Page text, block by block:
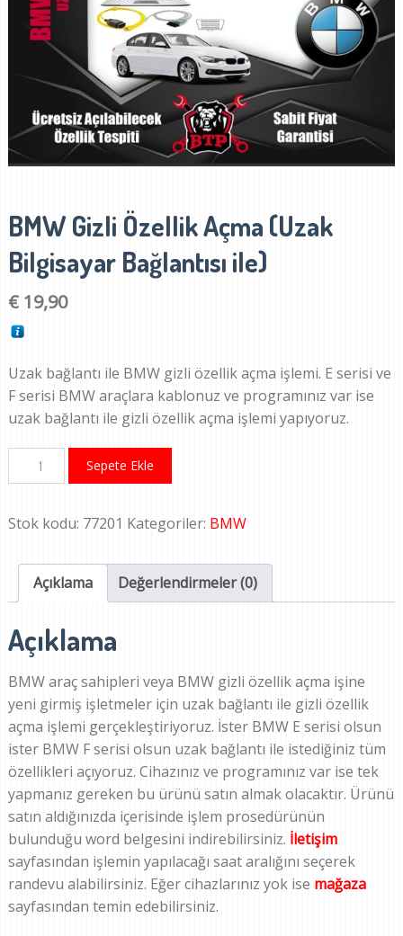
BMW Gizli Özellik Açma (Uzak
Bilgisayar Bağlantısı ile)
€19,90
Uzak bağlantı ile BMW gizli özellik açma işlemi. E serisi ve
F serisi BMW araçlara kablonuz ve programınız var ise
uzak bağlantı ile gizli özellik açma işlemi yapıyoruz.
BMW
Gizli
Açma
Bilgisayar
Bağlantısı
adet
Sepete Ekle
Stok kodu: 77201 Kategoriler: BMW
Açıklama Değerlendirmeler (0)
Açıklama
BMW araç sahipleri veya BMW gizli özellik açma işine
yeni girmiş işletmeler için uzak bağlantı ile gizli özellik
açma işlemi gerçekleştiriyoruz. İster BMW E serisi olsun
ister BMW F serisi olsun uzak bağlantı ile istediğiniz tüm
özellikleri açıyoruz. Cihazınız ve programınız var ise tek
yapmanız gereken bu ürünü satın almak olacaktır. Ürünü
satın aldığınızda içerisinde işlem prosedürünün
bulunduğu word belgesini indirebilirsiniz. İletişim
sayfasından işlemin yapılacağı saat aralığını seçerek
randevu alabilirsiniz. Eğer cihazlarınız yok ise mağaza
sayfasından temin edebilirsiniz.